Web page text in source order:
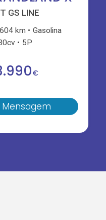
GS LINE
km
Gasolina
5P
€
Mensagem